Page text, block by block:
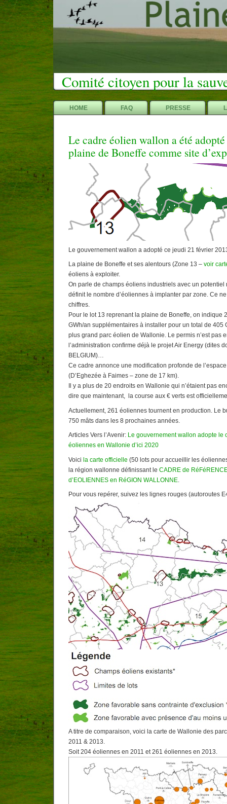
Comité citoyen pour la
HOME FAQ PRESSE
Le cadre éolien wallon a été
plaine de Boneffe comme site
Le gouvernement wallon a adopté ce jeudi 21 février
La plaine de Boneffe et ses alentours (Zone 13 – voir
éoliens à exploiter.
On parle de champs éoliens industriels avec un potentiel
définit le nombre d’éoliennes à implanter par zone. Ce
chiffres.
Pour le lot 13 reprenant la plaine de Boneffe, on indique
GWh/an supplémentaires à installer pour un total de 405
plus grand parc éolien de Wallonie. Le permis n’est pas
l’administration confirme déjà le projet Air Energy (dites
BELGIUM)…
Ce cadre annonce une modification profonde de
(D’Eghezée à Faimes – zone de 17 km).
Il y a plus de 20 endroits en Wallonie qui n’étaient pas
dire que maintenant, la course aux € verts est
Actuellement, 261 éoliennes tournent en production. Le
750 mâts dans les 8 prochaines années.
Articles Vers l’Avenir: Le gouvernement wallon adopte le
éoliennes en Wallonie d’ici 2020
Voici la carte officielle (50 lots pour accueillir les
la région wallonne définissant le CADRE de
d’EOLIENNES en RéGION WALLONNE
Pour vous repérer, suivez les lignes rouges (autoroutes
A titre de comparaison, voici la carte de Wallonie des
2011 & 2013.
Soit 204 éoliennes en 2011 et 261 éoliennes en 2013.